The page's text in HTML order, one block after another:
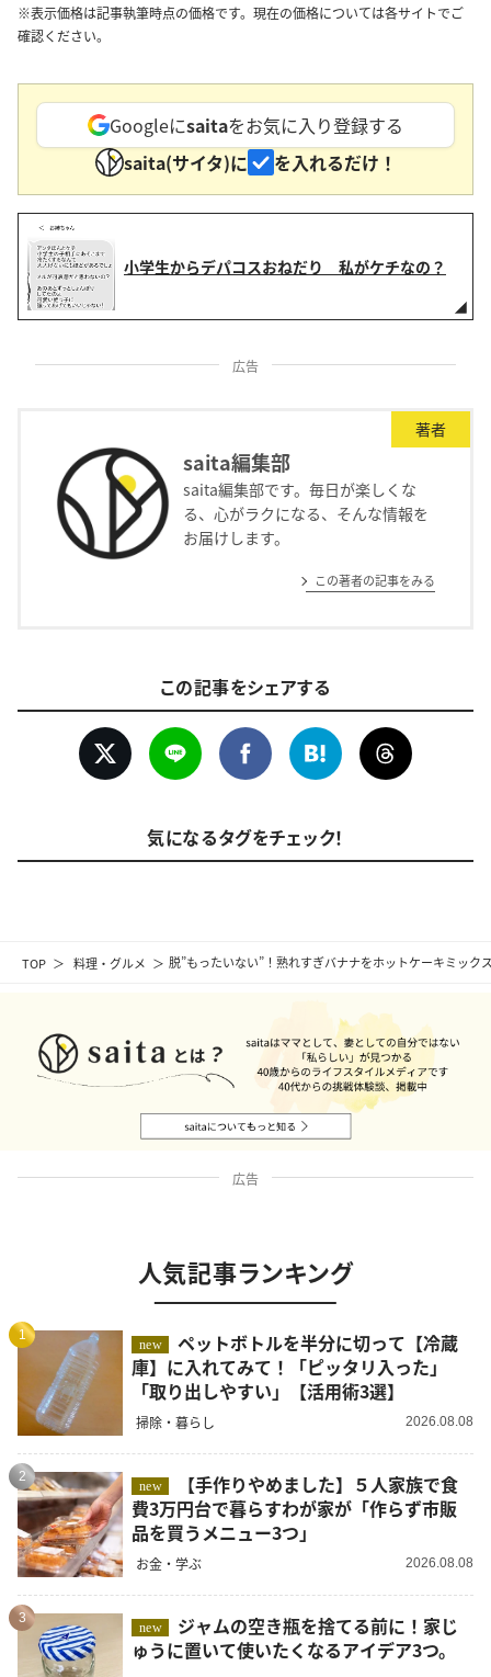
TOP 料理・グルメ 脱”もったいない”！熟れすぎバナナをホットケーキミック
※表示価格は記事執筆時点の価格です。現在の価格については各サイトでご
確認ください。
Googleにsaitaをお気に入り登録する
saita(サイタ)に
を入れるだけ！
小学生からデパコスおねだり 私がケチなの？
広告
著者
saita編集部
saita編集部です。毎日が楽しくな
る、心がラクになる、そんな情報を
お届けします。
この著者の記事をみる
この記事をシェアする
気になるタグをチェック！
広告
人気記事ランキング
1
new
ペットボトルを半分に切って【冷蔵
庫】に入れてみて！「ピッタリ入った」
「取り出しやすい」【活用術3選】
掃除・暮らし 2026.08.08
2
new
費3万円台で暮らすわが家が「作らず市販
品を買うメニュー3つ」
お金・学ぶ 2026.08.08
3
new
ゅうに置いて使いたくなるアイデア3つ。